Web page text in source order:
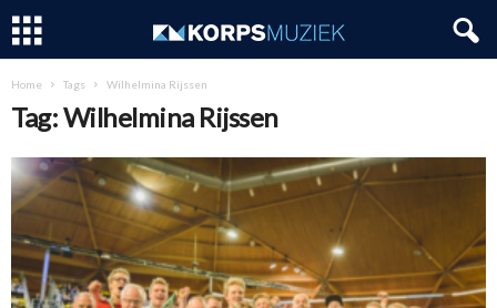
Home Tags Wilhelmina Rijssen
Tag: Wilhelmina Rijssen